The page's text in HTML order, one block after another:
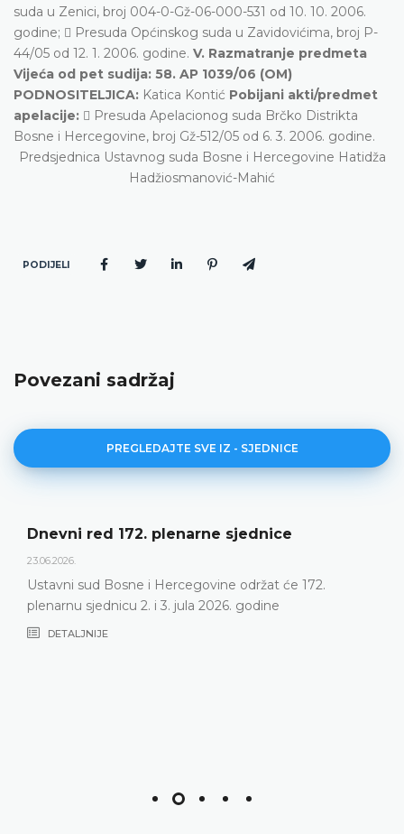
suda u Zenici, broj 004-0-Gž-06-000-531 od 10. 10. 2006.
godine;  Presuda Općinskog suda u Zavidovićima, broj P-
44/05 od 12. 1. 2006. godine. V. Razmatranje predmeta
Vijeća od pet sudija: 58. AP 1039/06 (OM)
PODNOSITELJICA: Katica Kontić Pobijani akti/predmet
apelacije:  Presuda Apelacionog suda Brčko Distrikta
Bosne i Hercegovine, broj Gž-512/05 od 6. 3. 2006. godine.
Predsjednica Ustavnog suda Bosne i Hercegovine Hatidža
Hadžiosmanović-Mahić
PODIJELI
Povezani sadržaj
PREGLEDAJTE SVE IZ - SJEDNICE
Dnevni red 172. plenarne sjednice
23.06.2026.
Ustavni sud Bosne i Hercegovine održat će 172.
plenarnu sjednicu 2. i 3. jula 2026. godine
DETALJNIJE